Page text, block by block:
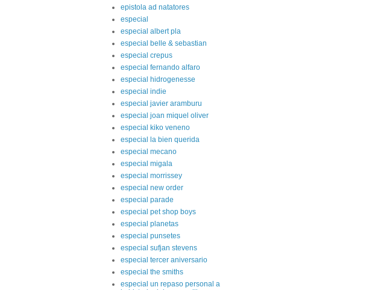
epistola ad natatores
especial
especial albert pla
especial belle & sebastian
especial crepus
especial fernando alfaro
especial hidrogenesse
especial indie
especial javier aramburu
especial joan miquel oliver
especial kiko veneno
especial la bien querida
especial mecano
especial migala
especial morrissey
especial new order
especial parade
especial pet shop boys
especial planetas
especial punsetes
especial sufjan stevens
especial tercer aniversario
especial the smiths
especial un repaso personal a